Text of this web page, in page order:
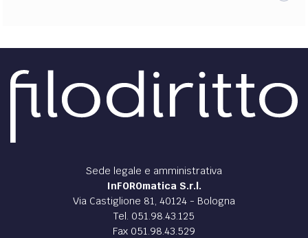
Sede legale e amministrativa
InFOROmatica S.r.l.
Via Castiglione 81, 40124 - Bologna
Tel. 051.98.43.125
Fax 051.98.43.529